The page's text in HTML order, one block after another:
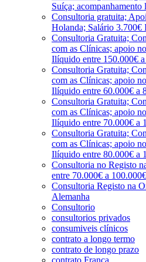
Suíça; acompanhamento
Consultoria gratuita;
Holanda; Salário 3.700€
Consultoria Gratuita;
com as Clínicas; apoio
Ilíquido entre 150.000€
Consultoria Gratuita;
com as Clínicas; apoio
Ilíquido entre 60.000€ a
Consultoria Gratuita;
com as Clínicas; apoio
Ilíquido entre 70.000€ a
Consultoria Gratuita;
com as Clínicas; apoio
Ilíquido entre 80.000€ a
Consultoria no Registo
entre 70.000€ a
Consultoria Registo na
Alemanha
Consultorio
consultorios privados
consumiveis clínicos
contrato a longo termo
contrato de longo prazo
contrato França